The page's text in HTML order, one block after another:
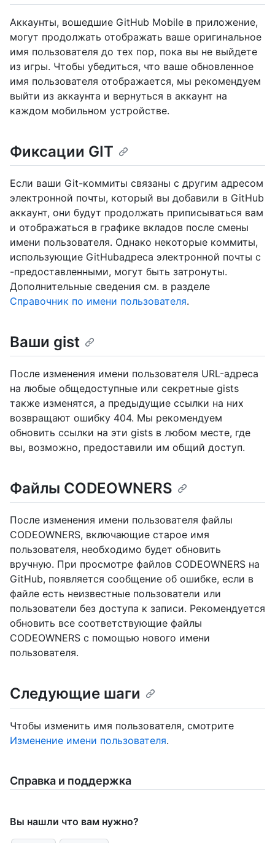
Аккаунты, вошедшие GitHub Mobile в приложение,
могут продолжать отображать ваше оригинальное
имя пользователя до тех пор, пока вы не выйдете
из игры. Чтобы убедиться, что ваше обновленное
имя пользователя отображается, мы рекомендуем
выйти из аккаунта и вернуться в аккаунт на
каждом мобильном устройстве.
Фиксации GIT
Если ваши Git-коммиты связаны с другим адресом
электронной почты, который вы добавили в GitHub
аккаунт, они будут продолжать приписываться вам
и отображаться в графике вкладов после смены
имени пользователя. Однако некоторые коммиты,
использующие GitHubадреса электронной почты с
-предоставленными, могут быть затронуты.
Дополнительные сведения см. в разделе
Справочник по имени пользователя.
Ваши gist
После изменения имени пользователя URL-адреса
на любые общедоступные или секретные gists
также изменятся, а предыдущие ссылки на них
возвращают ошибку 404. Мы рекомендуем
обновить ссылки на эти gists в любом месте, где
вы, возможно, предоставили им общий доступ.
Файлы CODEOWNERS
После изменения имени пользователя файлы
CODEOWNERS, включающие старое имя
пользователя, необходимо будет обновить
вручную. При просмотре файлов CODEOWNERS на
GitHub, появляется сообщение об ошибке, если в
файле есть неизвестные пользователи или
пользователи без доступа к записи. Рекомендуется
обновить все соответствующие файлы
CODEOWNERS с помощью нового имени
пользователя.
Следующие шаги
Чтобы изменить имя пользователя, смотрите
Изменение имени пользователя.
Справка и поддержка
Вы нашли что вам нужно?